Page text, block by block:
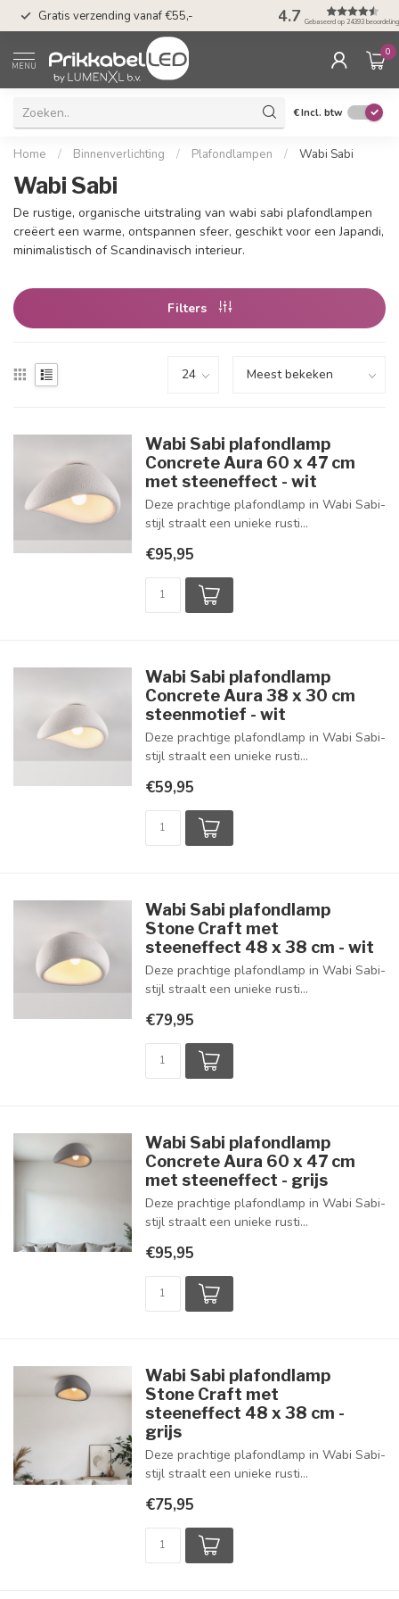
Gratis verzending vanaf €55,- 50 dagen
Klarna
4.7 Gebaseerd op 24393
MENU
0
€Incl. btw
Home / Binnenverlichting / Plafondlampen / Wabi Sabi
Wabi Sabi
De rustige, organische uitstraling van wabi sabi plafondlampen
creëert een warme, ontspannen sfeer, geschikt voor een Japandi,
minimalistisch of Scandinavisch interieur.
Filters
Wabi Sabi plafondlamp
Concrete Aura 60 x 47 cm
met steeneffect - wit
Deze prachtige plafondlamp in Wabi Sabi-
stijl straalt een unieke rusti...
€95,95
Wabi Sabi plafondlamp
Concrete Aura 38 x 30 cm
steenmotief - wit
Deze prachtige plafondlamp in Wabi Sabi-
stijl straalt een unieke rusti...
€59,95
Wabi Sabi plafondlamp
Stone Craft met
steeneffect 48 x 38 cm - wit
Deze prachtige plafondlamp in Wabi Sabi-
stijl straalt een unieke rusti...
€79,95
Wabi Sabi plafondlamp
Concrete Aura 60 x 47 cm
met steeneffect - grijs
Deze prachtige plafondlamp in Wabi Sabi-
stijl straalt een unieke rusti...
€95,95
Wabi Sabi plafondlamp
Stone Craft met
steeneffect 48 x 38 cm -
grijs
Deze prachtige plafondlamp in Wabi Sabi-
stijl straalt een unieke rusti...
€75,95